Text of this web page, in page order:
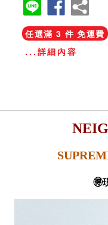
任選滿 3 件 免運費
...詳細內容